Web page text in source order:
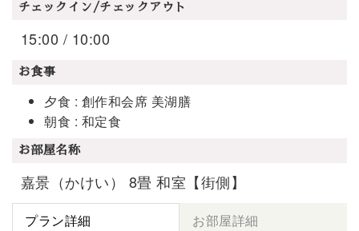
チェックイン/チェックアウト
15:00 / 10:00
お食事
夕食 : 創作和会席 美湖膳
朝食 : 和定食
お部屋名称
嘉景（かけい） 8畳 和室【街側】
プラン詳細 お部屋詳細